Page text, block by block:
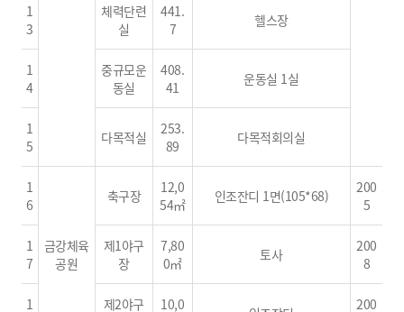
1
3
체력단련
실
441.
7
헬스장
1
4
중규모운
동실
408.
41
운동실 1실
1
5
다목적실
253.
89
다목적회의실
1
6
금강체육
공원
축구장
12,0
54㎡
인조잔디 1면(105*68)
200
5
1
7
제1야구
장
7,80
0㎡
토사
200
8
1
제2야구
10,0
200